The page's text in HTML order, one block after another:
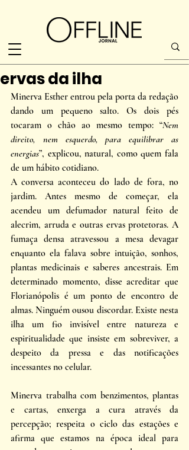
ervas da ilha
Minerva Esther entrou pela porta da redação
dando um pequeno salto. Os dois pés
tocaram o chão ao mesmo tempo: “Nem
direito, nem esquerdo, para equilibrar as
energias”, explicou, natural, como quem fala
de um hábito cotidiano.
A conversa aconteceu do lado de fora, no
jardim. Antes mesmo de começar, ela
acendeu um defumador natural feito de
alecrim, arruda e outras ervas protetoras. A
fumaça densa atravessou a mesa devagar
enquanto ela falava sobre intuição, sonhos,
plantas medicinais e saberes ancestrais. Em
determinado momento, disse acreditar que
Florianópolis é um ponto de encontro de
almas. Ninguém ousou discordar. Existe nesta
ilha um fio invisível entre natureza e
espiritualidade que insiste em sobreviver, a
despeito da pressa e das notificações
incessantes no celular.
Minerva trabalha com benzimentos, plantas
e cartas, enxerga a cura através da
percepção; respeita o ciclo das estações e
afirma que estamos na época ideal para